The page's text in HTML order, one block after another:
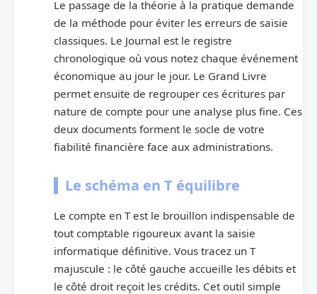
Le passage de la théorie à la pratique demande
de la méthode pour éviter les erreurs de saisie
classiques. Le Journal est le registre
chronologique où vous notez chaque événement
économique au jour le jour. Le Grand Livre
permet ensuite de regrouper ces écritures par
nature de compte pour une analyse plus fine. Ces
deux documents forment le socle de votre
fiabilité financière face aux administrations.
Le schéma en T équilibre
Le compte en T est le brouillon indispensable de
tout comptable rigoureux avant la saisie
informatique définitive. Vous tracez un T
majuscule : le côté gauche accueille les débits et
le côté droit reçoit les crédits. Cet outil simple